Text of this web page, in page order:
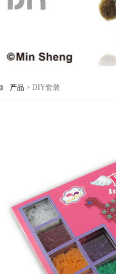
产品 > DIY套装